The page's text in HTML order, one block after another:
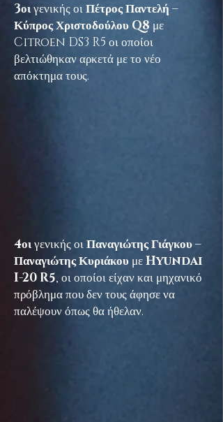
3οιγενικής οιΠέτρος Παντελή –
Κύπρος Χριστοδούλου Q8 με
Citroen DS3 R5 οι οποίοι
βελτιώθηκαν αρκετά με το νέο
απόκτημα τους.
4οιγενικής οιΠαναγιώτης Γιάγκου –
Παναγιώτης Κυριάκου μεHyundai
I-20 R5, οι οποίοι είχαν και μηχανικό
πρόβλημα που δεν τους άφησε να
παλέψουν όπως θα ήθελαν.